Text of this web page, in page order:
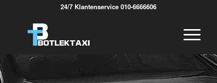
24/7 Klantenservice 010-6666606